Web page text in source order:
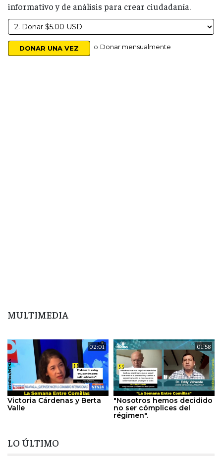
informativo y de análisis para crear ciudadanía.
o Donar mensualmente
MULTIMEDIA
02:01
Victoria Cárdenas y Berta
Valle
01:58
"Nosotros hemos decidido
no ser cómplices del
régimen".
LO ÚLTIMO